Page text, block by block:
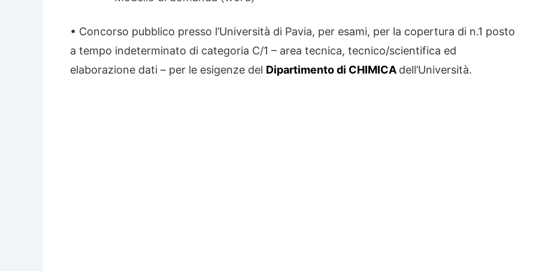
• Concorso pubblico presso l’Università di Pavia, per esami, per la copertura di n.1 posto
a tempo indeterminato di categoria C/1 – area tecnica, tecnico/scientifica ed
elaborazione dati – per le esigenze del Dipartimento di CHIMICA dell’Università.